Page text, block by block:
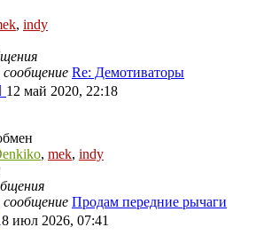
, indy
сообщение Re: Демотиваторы
Перейти
сообщению
12 май 2020, 22:18
, mek, indy
сообщение Продам передние рычаги
июл 2026, 07:41